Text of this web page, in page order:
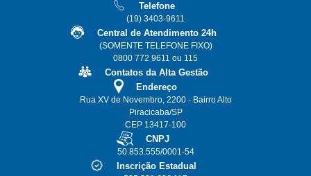
Telefone
(19) 3403-9611
Central de Atendimento 24h
(SOMENTE TELEFONE FIXO)
0800 772 9611 ou 115
Contatos da Alta Gestão
Endereço
Rua XV de Novembro, 2200 - Bairro Alto
Piracicaba/SP
CEP 13417-100
CNPJ
50.853.555/0001-54
Inscrição Estadual